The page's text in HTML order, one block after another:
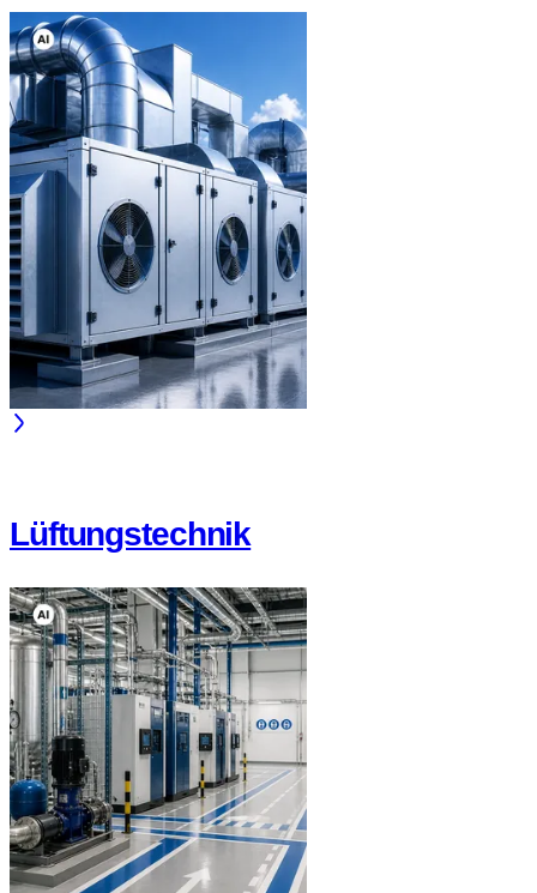
Lüftungstechnik